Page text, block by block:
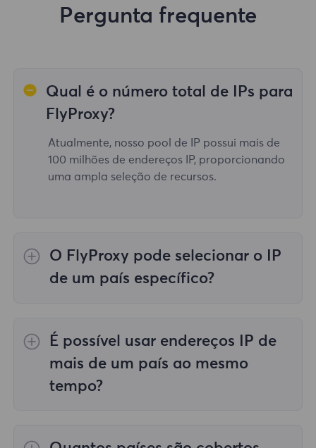
Pergunta frequente
Qual é o número total de IPs para
FlyProxy?
Atualmente, nosso pool de IP possui mais de
100 milhões de endereços IP, proporcionando
uma ampla seleção de recursos.
O FlyProxy pode selecionar o IP
de um país específico?
todo o mundo;
Proxies residenciais ilimitados
não apoia a seleção de representantes para
países/regiões específicos;
residenciais estáticos
É possível usar endereços IP de
mais de um país ao mesmo
tempo?